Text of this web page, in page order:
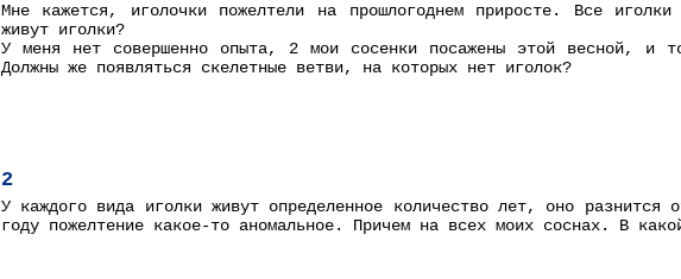
Мне кажется, иголочки пожелтели на прошлогоднем приросте. Все
живут иголки?
У меня нет совершенно опыта, 2 мои сосенки посажены этой весной, и
Должны же появляться скелетные ветви, на которых нет иголок?
2
У каждого вида иголки живут определенное количество лет, оно
году пожелтение какое-то аномальное. Причем на всех моих соснах. В